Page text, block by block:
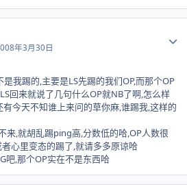
年3月30日
我踢的,主要是LS先踢的我们OP,而那个OP
回来就说了几句什么OP就NB了啊,怎么样
今天不知谁上来问的草你麻,谁踢我,这样的
来,就胡乱踢ping高,分数低的哈,OP人数很
心里变态的踢了,就请多多原谅哈
吧,那个OP实在不是东西哈